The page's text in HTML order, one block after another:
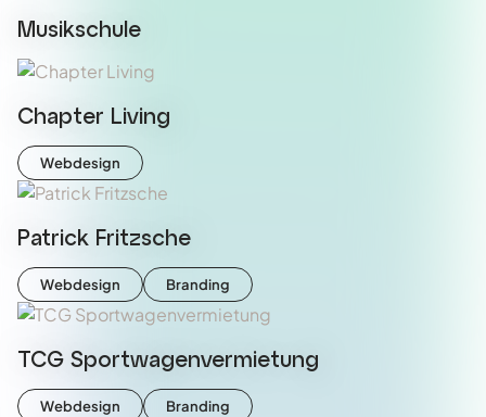
Musikschule
Chapter Living
Webdesign
Patrick Fritzsche
Webdesign Branding
TCG Sportwagenvermietung
Webdesign Branding